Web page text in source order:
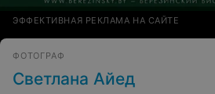
ЭФФЕКТИВНАЯ РЕКЛАМА НА САЙТЕ
ФОТОГРАФ
Cветлана Айед